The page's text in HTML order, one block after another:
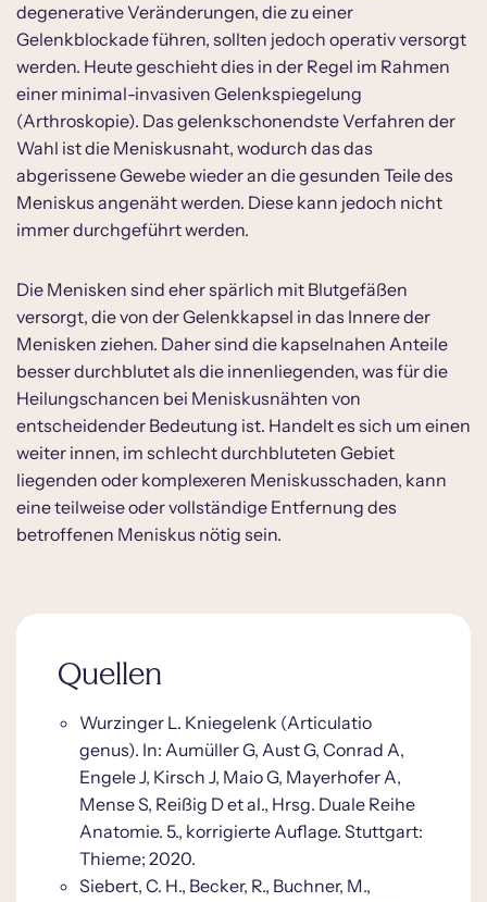
degenerative Veränderungen, die zu einer
Gelenkblockade führen, sollten jedoch operativ versorgt
werden. Heute geschieht dies in der Regel im Rahmen
einer minimal-invasiven Gelenkspiegelung
(Arthroskopie). Das gelenkschonendste Verfahren der
Wahl ist die Meniskusnaht, wodurch das das
abgerissene Gewebe wieder an die gesunden Teile des
Meniskus angenäht werden. Diese kann jedoch nicht
immer durchgeführt werden.
Die Menisken sind eher spärlich mit Blutgefäßen
versorgt, die von der Gelenkkapsel in das Innere der
Menisken ziehen. Daher sind die kapselnahen Anteile
besser durchblutet als die innenliegenden, was für die
Heilungschancen bei Meniskusnähten von
entscheidender Bedeutung ist. Handelt es sich um einen
weiter innen, im schlecht durchbluteten Gebiet
liegenden oder komplexeren Meniskusschaden, kann
eine teilweise oder vollständige Entfernung des
betroffenen Meniskus nötig sein.
Quellen
Wurzinger L. Kniegelenk (Articulatio
genus). In: Aumüller G, Aust G, Conrad A,
Engele J, Kirsch J, Maio G, Mayerhofer A,
Mense S, Reißig D et al., Hrsg. Duale Reihe
Anatomie. 5., korrigierte Auflage. Stuttgart:
Thieme; 2020.
Siebert, C. H., Becker, R., Buchner, M.,